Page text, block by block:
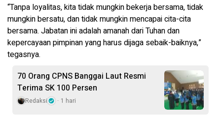
“Tanpa loyalitas, kita tidak mungkin bekerja bersama, tidak
mungkin bersatu, dan tidak mungkin mencapai cita-cita
bersama. Jabatan ini adalah amanah dari Tuhan dan
kepercayaan pimpinan yang harus dijaga sebaik-baiknya,”
tegasnya.
70 Orang CPNS Banggai Laut Resmi
Terima SK 100 Persen
Redaksi 1 hari